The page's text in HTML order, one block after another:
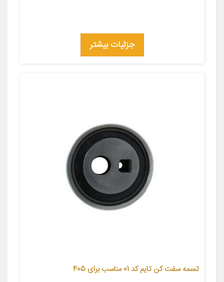
جزئیات بیشتر
تسمه سفت کن تایم کد 01 مناسب برای 405